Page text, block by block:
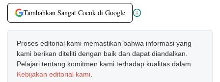
Tambahkan Sangat Cocok di Google
Proses editorial kami memastikan bahwa informasi yang
kami berikan diteliti dengan baik dan dapat diandalkan.
Pelajari tentang komitmen kami terhadap kualitas dalam
Kebijakan editorial kami